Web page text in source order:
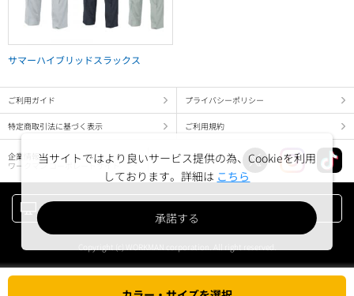
サマーハイブリッドスラックス
ご利用ガイド プライバシーポリシー
特定商取引法に基づく表示 ご利用規約
企業情報
ワークマン コーポレートサイト
当サイトではより良いサービス提供の為、Cookieを利用
しております。詳細は こちら
承諾する